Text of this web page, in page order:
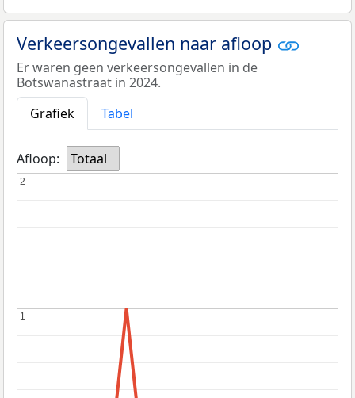
Verkeersongevallen naar afloop
Er waren geen verkeersongevallen in de
Botswanastraat in 2024.
Grafiek
Tabel
Afloop: Totaal
1
1
2
2